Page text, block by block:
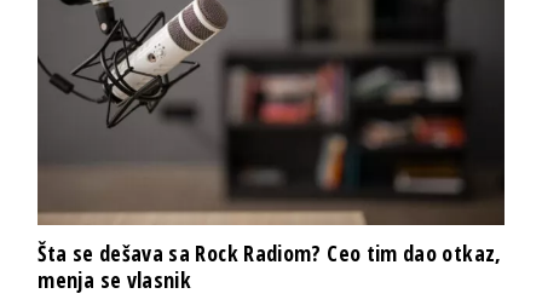
Šta se dešava sa Rock Radiom? Ceo tim dao otkaz,
menja se vlasnik